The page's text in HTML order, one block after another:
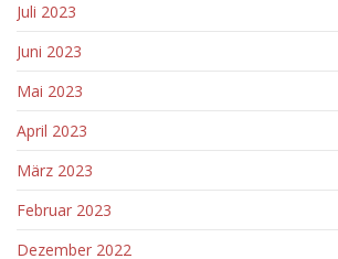
Juli 2023
Juni 2023
Mai 2023
April 2023
März 2023
Februar 2023
Dezember 2022